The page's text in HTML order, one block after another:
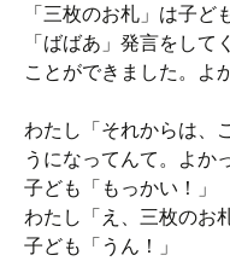
「三枚のお札」は子
「ばばあ」発言をして
ことができました。よ
わたし「それからは、
うになってんて。よか
子ども「もっかい！」
わたし「え、三枚のお
子ども「うん！」